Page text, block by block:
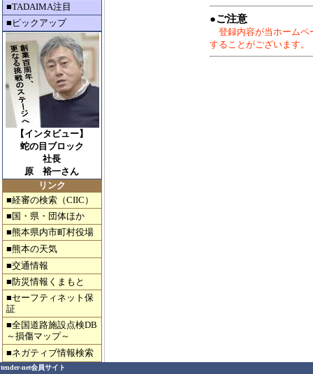
■TADAIMA注目
■ピックアップ
【インタビュー】
蛇の目ブロック
社長
原 裕一さん
リンク
■経審の検索（CIIC）
■国・県・団体ほか
■熊本県内市町村役場
■熊本の天気
■交通情報
■防災情報くまもと
■セーフティネット保
証
■全国道路施設点検DB
～損傷マップ～
■ネガティブ情報検索
●ご注意
登録内容が当ホーム
することがございます。
tender-net会員サイト